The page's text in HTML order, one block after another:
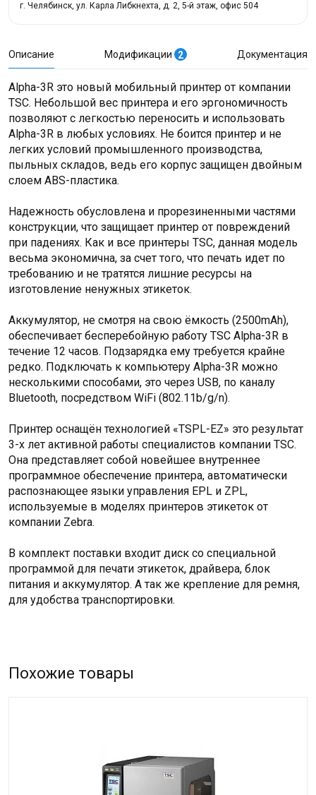
г. Челябинск, ул. Карла Либкнехта, д. 2, 5-й этаж, офис 504
Описание Модификации 2 Документация
Alpha-3R это новый мобильный принтер от компании
TSC. Небольшой вес принтера и его эргономичность
позволяют с легкостью переносить и использовать
Alpha-3R в любых условиях. Не боится принтер и не
легких условий промышленного производства,
пыльных складов, ведь его корпус защищен двойным
слоем ABS-пластика.
Надежность обусловлена и прорезиненными частями
конструкции, что защищает принтер от повреждений
при падениях. Как и все принтеры TSC, данная модель
весьма экономична, за счет того, что печать идет по
требованию и не тратятся лишние ресурсы на
изготовление ненужных этикеток.
Аккумулятор, не смотря на свою ёмкость (2500mAh),
обеспечивает бесперебойную работу TSC Alpha-3R в
течение 12 часов. Подзарядка ему требуется крайне
редко. Подключать к компьютеру Alpha-3R можно
несколькими способами, это через USB, по каналу
Bluetooth, посредством WiFi (802.11b/g/n).
Принтер оснащён технологией «TSPL-EZ» это результат
3-х лет активной работы специалистов компании TSC.
Она представляет собой новейшее внутреннее
программное обеспечение принтера, автоматически
распознающее языки управления EPL и ZPL,
используемые в моделях принтеров этикеток от
компании Zebra.
В комплект поставки входит диск со специальной
программой для печати этикеток, драйвера, блок
питания и аккумулятор. А так же крепление для ремня,
для удобства транспортировки.
Похожие товары